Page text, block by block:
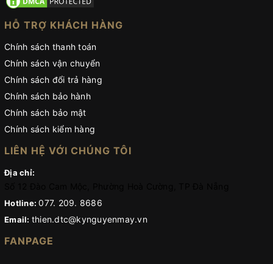
HỖ TRỢ KHÁCH HÀNG
Chính sách thanh toán
Chính sách vận chuyển
Chính sách đổi trả hàng
Chính sách bảo hành
Chính sách bảo mật
Chính sách kiểm hàng
LIÊN HỆ VỚI CHÚNG TÔI
Địa chỉ:
Hotline:077. 209. 8686
Email: thien.dtc@kynguyenmay.vn
FANPAGE